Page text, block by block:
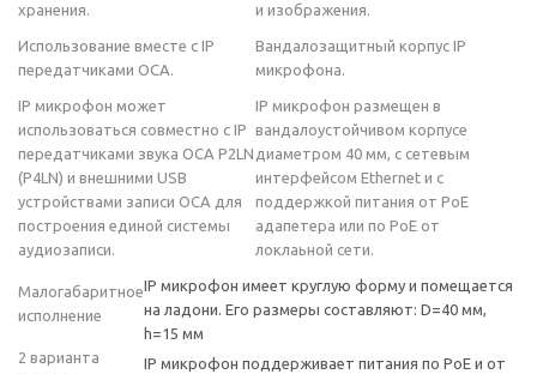
хранения.
и изображения.
Использование вместе с IP
передатчиками ОСА.
IP микрофон может
использоваться совместно с IP
передатчиками звука ОСА P2LN
(P4LN) и внешними USB
устройствами записи ОСА для
построения единой системы
аудиозаписи.
Вандалозащитный корпус IP
микрофона.
IP микрофон размещен в
вандалоустойчивом корпусе
диаметром 40 мм, с сетевым
интерфейсом Ethernet и с
поддержкой питания от PoE
адапетера или по PoE от
локлаьной сети.
Малогабаритное
исполнение
IP микрофон имеет круглую форму и помещается
на ладони. Его размеры составляют: D=40 мм,
h=15 мм
2 варианта
IP микрофон поддерживает питания по PoE и от